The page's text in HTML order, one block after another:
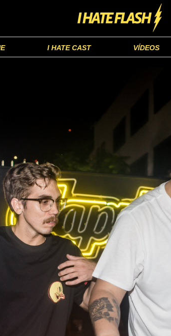
I HATE CAST VÍDEOS